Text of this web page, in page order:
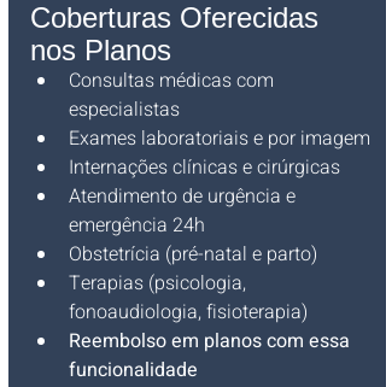
Coberturas Oferecidas
nos Planos
Consultas médicas com
especialistas
Exames laboratoriais e por imagem
Internações clínicas e cirúrgicas
Atendimento de urgência e
emergência 24h
Obstetrícia (pré-natal e parto)
Terapias (psicologia,
fonoaudiologia, fisioterapia)
Reembolso em planos com essa
funcionalidade